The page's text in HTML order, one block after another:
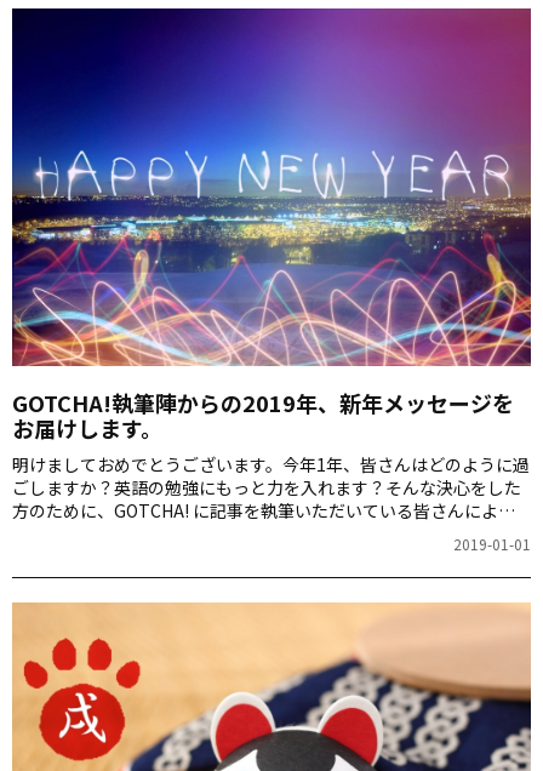
GOTCHA!執筆陣からの2019年、新年メッセージを
お届けします。
明けましておめでとうございます。今年1年、皆さんはどのように過
ごしますか？英語の勉強にもっと力を入れます？そんな決心をした
方のために、GOTCHA! に記事を執筆いただいている皆さんによ
2019-01-01